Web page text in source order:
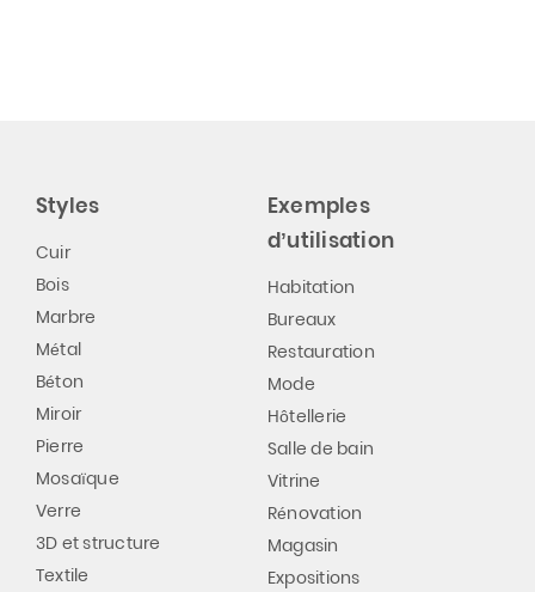
Styles
Cuir
Bois
Marbre
Métal
Béton
Miroir
Pierre
Mosaïque
Verre
3D et structure
Textile
Exemples
d’utilisation
Habitation
Bureaux
Restauration
Mode
Hôtellerie
Salle de bain
Vitrine
Rénovation
Magasin
Expositions